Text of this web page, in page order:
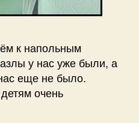
к напольным
у нас уже были, а
еще не было.
очень